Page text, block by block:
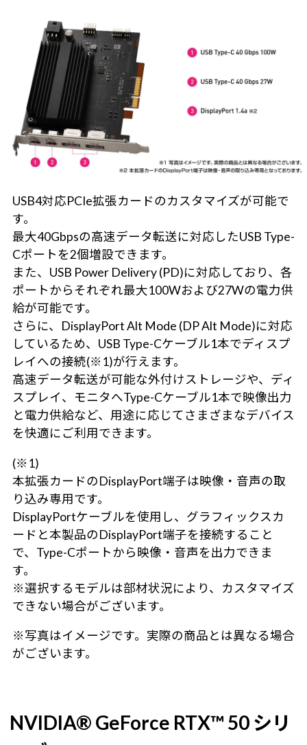
USB4対応PCIe拡張カードのカスタマイズが可能で
す。
最大40Gbpsの高速データ転送に対応したUSB Type-
Cポートを2個増設できます。
また、USB Power Delivery (PD)に対応しており、各
ポートからそれぞれ最大100Wおよび27Wの電力供
給が可能です。
さらに、DisplayPort Alt Mode (DP Alt Mode)に対応
しているため、USB Type-Cケーブル1本でディスプ
レイへの接続(※1)が行えます。
高速データ転送が可能な外付けストレージや、ディ
スプレイ、モニタへType-Cケーブル1本で映像出力
と電力供給など、用途に応じてさまざまなデバイス
を快適にご利用できます。
(※1)
本拡張カードのDisplayPort端子は映像・音声の取
り込み専用です。
DisplayPortケーブルを使用し、グラフィックスカ
ードと本製品のDisplayPort端子を接続すること
で、Type-Cポートから映像・音声を出力できま
す。
※選択するモデルは部材状況により、カスタマイズ
できない場合がございます。
※写真はイメージです。実際の商品とは異なる場合
がございます。
NVIDIA® GeForce RTX™ 50 シリ